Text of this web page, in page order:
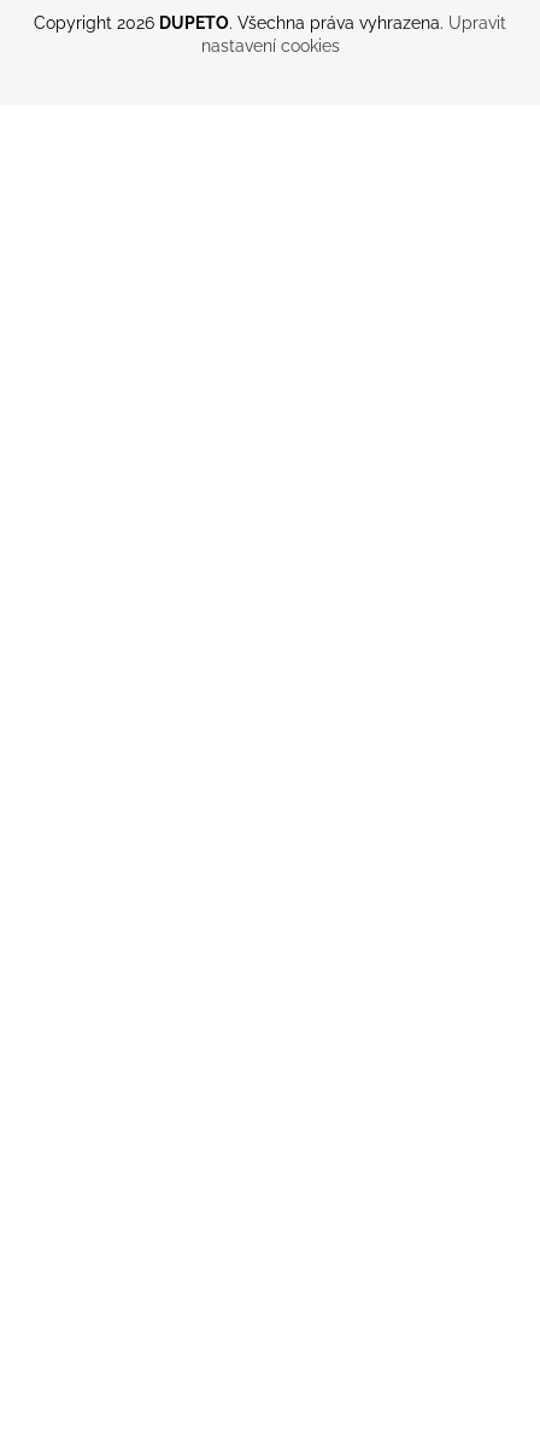
Copyright 2026 DUPETO. Všechna práva vyhrazena. Upravit
nastavení cookies